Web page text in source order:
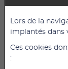
Réf. : 6518B
Lors de la
implantés dans
Ces cookies
: